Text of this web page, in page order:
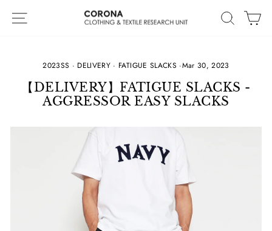
Site navigation Search
2023SS · DELIVERY · FATIGUE SLACKS ·Mar 30, 2023
【DELIVERY】FATIGUE SLACKS -
AGGRESSOR EASY SLACKS